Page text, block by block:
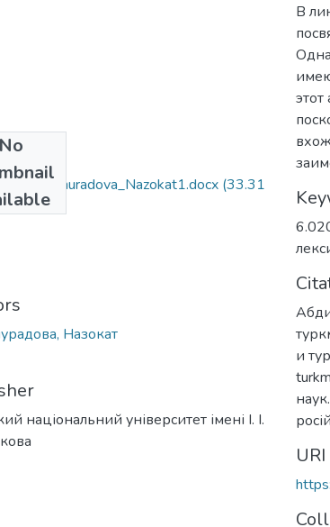
No
(33.31
Назокат
національний університет імені І. І.
В
и
URI